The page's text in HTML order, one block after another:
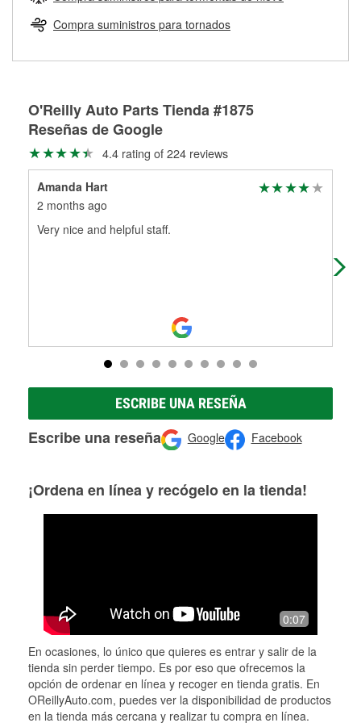
Herramientas de O'Reilly
pueden ser reutilizados, podemos ayudarte a encontrar las
partes de reemplazo correctas para tu reparación.
Rectificación de tambores y discos de freno
Compra suministros para tornados
O'Reilly Auto Parts Tienda #1875
Reseñas de Google
4.4 rating of 224 reviews
Amanda Hart
2 months ago
Very nice and helpful staff.
ESCRIBE UNA RESEÑA
Escribe una reseña Google Facebook
¡Ordena en línea y recógelo en la tienda!
0:07
En ocasiones, lo único que quieres es entrar y salir de la
tienda sin perder tiempo. Es por eso que ofrecemos la
opción de ordenar en línea y recoger en tienda gratis. En
OReillyAuto.com, puedes ver la disponibilidad de productos
en la tienda más cercana y realizar tu compra en línea.